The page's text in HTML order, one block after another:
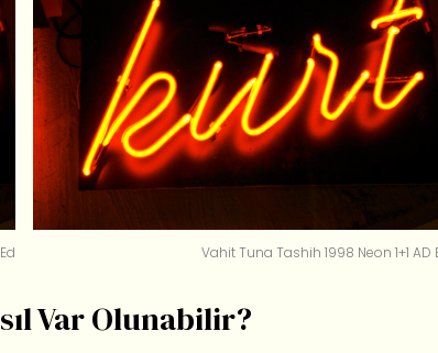
Vahit Tuna Tashih 1998 Neon 1+1 AD
Var Olunabilir?